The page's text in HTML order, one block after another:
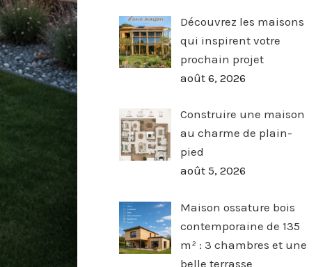
Découvrez les maisons
qui inspirent votre
prochain projet
août 6, 2026
Construire une maison
au charme de plain-
pied
août 5, 2026
Maison ossature bois
contemporaine de 135
m² : 3 chambres et une
belle terrasse